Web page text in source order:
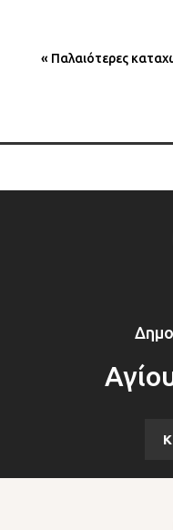
« Παλαιότερες